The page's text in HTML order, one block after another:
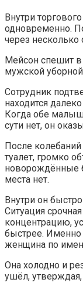
Внутри
одновременно.
через несколько
Мейсон спешит в
мужской уборной
Сотрудник
находится
Когда обе
сути нет, он
После
туалет, громко
новорождённые
места нет.
Внутри он
Ситуация
концентрацию,
быстрее. Именно
женщина по
Она холодно и
ушёл,